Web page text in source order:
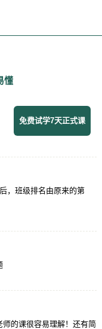
懂
免费试学7天正式课
，班级排名由原来的第
的课很容易理解！还有简